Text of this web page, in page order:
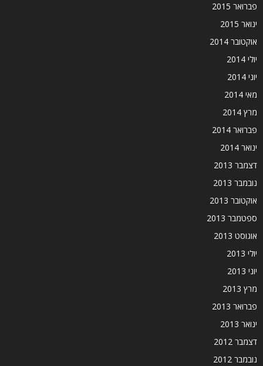
פברואר 2015
ינואר 2015
אוקטובר 2014
יולי 2014
יוני 2014
מאי 2014
מרץ 2014
פברואר 2014
ינואר 2014
דצמבר 2013
נובמבר 2013
אוקטובר 2013
ספטמבר 2013
אוגוסט 2013
יולי 2013
יוני 2013
מרץ 2013
פברואר 2013
ינואר 2013
דצמבר 2012
נובמבר 2012